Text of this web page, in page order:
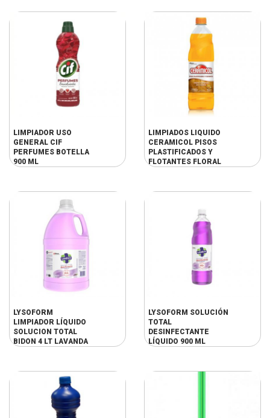
LIMPIADOR USO
GENERAL CIF
PERFUMES BOTELLA
900 ML
LIMPIADOS LIQUIDO
CERAMICOL PISOS
PLASTIFICADOS Y
FLOTANTES FLORAL
LYSOFORM
LIMPIADOR LÍQUIDO
SOLUCION TOTAL
BIDON 4 LT LAVANDA
LYSOFORM SOLUCIÓN
TOTAL
DESINFECTANTE
LÍQUIDO 900 ML